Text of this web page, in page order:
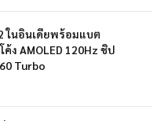
ในอินเดียพร้อมแบต
ค้ง AMOLED 120Hz ชิป
Turbo